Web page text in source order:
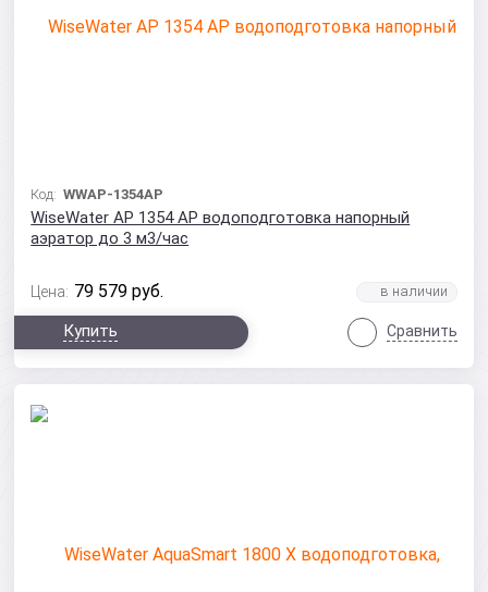
Код:WWAP-1354AP
WiseWater AP 1354 AP водоподготовка напорный
аэратор до 3 м3/час
Цена: 79 579 руб.
Купить Сравнить